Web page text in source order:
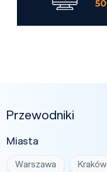
Przewodniki
Miasta
Warszawa Kraków